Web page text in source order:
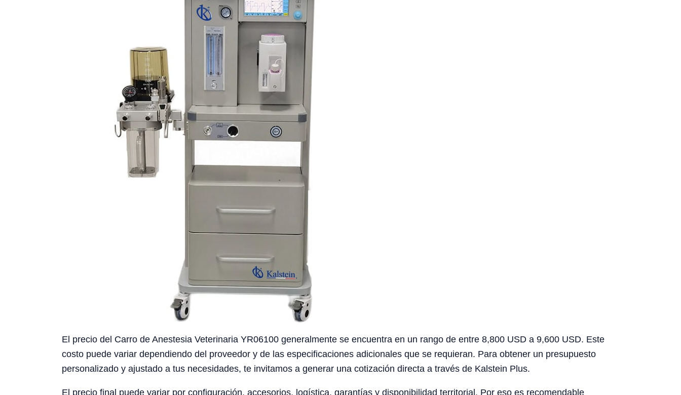
El precio del Carro de Anestesia Veterinaria YR06100 generalmente se encuentra en un rango de entre 8,800 USD a 9,600 USD. Este
costo puede variar dependiendo del proveedor y de las especificaciones adicionales que se requieran. Para obtener un presupuesto
personalizado y ajustado a tus necesidades, te invitamos a generar una cotización directa a través de Kalstein Plus.
El precio final puede variar por configuración, accesorios, logística, garantías y disponibilidad territorial. Por eso es recomendable